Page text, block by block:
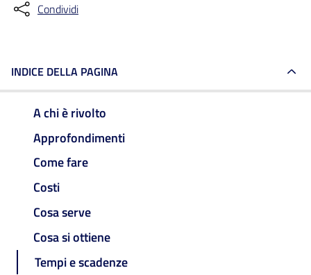
Condividi
INDICE DELLA PAGINA
A chi è rivolto
Approfondimenti
Come fare
Costi
Cosa serve
Cosa si ottiene
Tempi e scadenze